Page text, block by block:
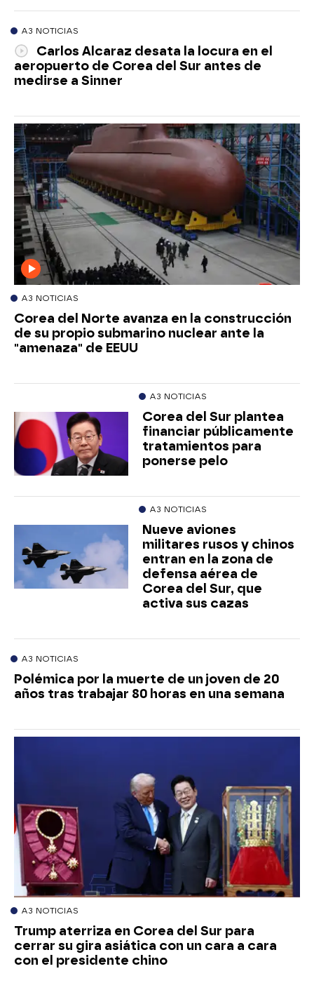
A3 NOTICIAS
Carlos Alcaraz desata la locura en el
aeropuerto de Corea del Sur antes de
medirse a Sinner
A3 NOTICIAS
Corea del Norte avanza en la construcción
de su propio submarino nuclear ante la
"amenaza" de EEUU
A3 NOTICIAS
Corea del Sur plantea
financiar públicamente
tratamientos para
ponerse pelo
A3 NOTICIAS
Nueve aviones
militares rusos y chinos
entran en la zona de
defensa aérea de
Corea del Sur, que
activa sus cazas
A3 NOTICIAS
Polémica por la muerte de un joven de 20
años tras trabajar 80 horas en una semana
A3 NOTICIAS
Trump aterriza en Corea del Sur para
cerrar su gira asiática con un cara a cara
con el presidente chino